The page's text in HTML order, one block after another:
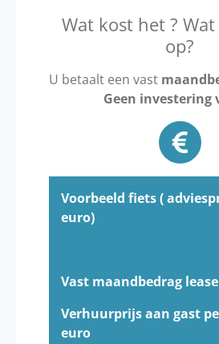
Wat kost het ?
op?
U betaalt een vast
Geen investering
Voorbeeld fiets (
euro)
Vast maandbedrag
Verhuurprijs aan gast
euro